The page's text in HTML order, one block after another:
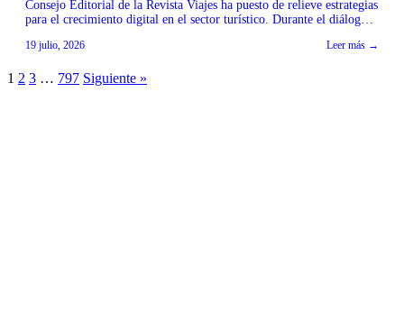
Consejo Editorial de la Revista Viajes ha puesto de relieve estrategias
para el crecimiento digital en el sector turístico. Durante el diálogo,
como TikTok e Instagram para mejorar la interacción y el alcance de
19 julio, 2026 Leer más →
1 2 3 … 797 Siguiente »